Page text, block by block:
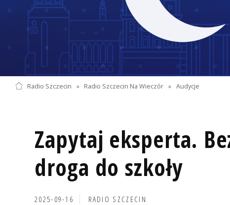
Radio Szczecin » Radio Szczecin Na Wieczór » Audycje
Zapytaj eksperta.
droga do szkoły
2025-09-16 RADIO SZCZECIN